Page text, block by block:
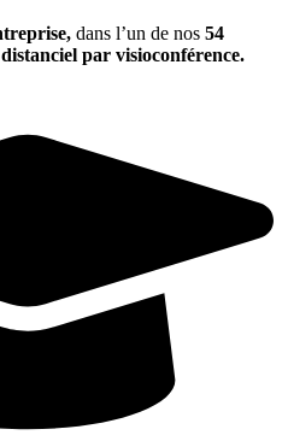
dans l’un de nos 54
distanciel par visioconférence.